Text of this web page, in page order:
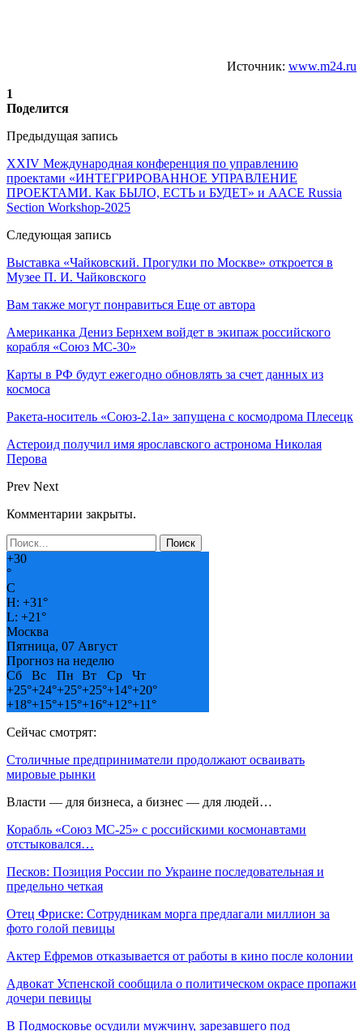
Источник: www.m24.ru
1
Поделится
Предыдущая запись
XXIV Международная конференция по управлению
проектами «ИНТЕГРИРОВАННОЕ УПРАВЛЕНИЕ
ПРОЕКТАМИ. Как БЫЛО, ЕСТЬ и БУДЕТ» и AACE Russia
Section Workshop-2025
Следующая запись
Выставка «Чайковский. Прогулки по Москве» откроется в
Музее П. И. Чайковского
Вам также могут понравиться Еще от автора
Американка Дениз Бернхем войдет в экипаж российского
корабля «Союз МС-30»
Карты в РФ будут ежегодно обновлять за счет данных из
космоса
Ракета-носитель «Союз-2.1а» запущена с космодрома Плесецк
Астероид получил имя ярославского астронома Николая
Перова
Prev Next
Комментарии закрыты.
+30
°
C
H: +31°
L: +21°
Москва
Пятница, 07 Август
Прогноз на неделю
Сб
Вс Пн Вт Ср
Чт
+25°+24°+25°+25°+14°+20°
+18°+15°+15°+16°+12°+11°
Сейчас смотрят:
Столичные предприниматели продолжают осваивать
мировые рынки
Власти — для бизнеса, а бизнес — для людей…
Корабль «Союз МС-25» с российскими космонавтами
отстыковался…
Песков: Позиция России по Украине последовательная и
предельно четкая
Отец Фриске: Сотрудникам морга предлагали миллион за
фото голой певицы
Актер Ефремов отказывается от работы в кино после колонии
Адвокат Успенской сообщила о политическом окрасе пропажи
дочери певицы
В Подмосковье осудили мужчину, зарезавшего под